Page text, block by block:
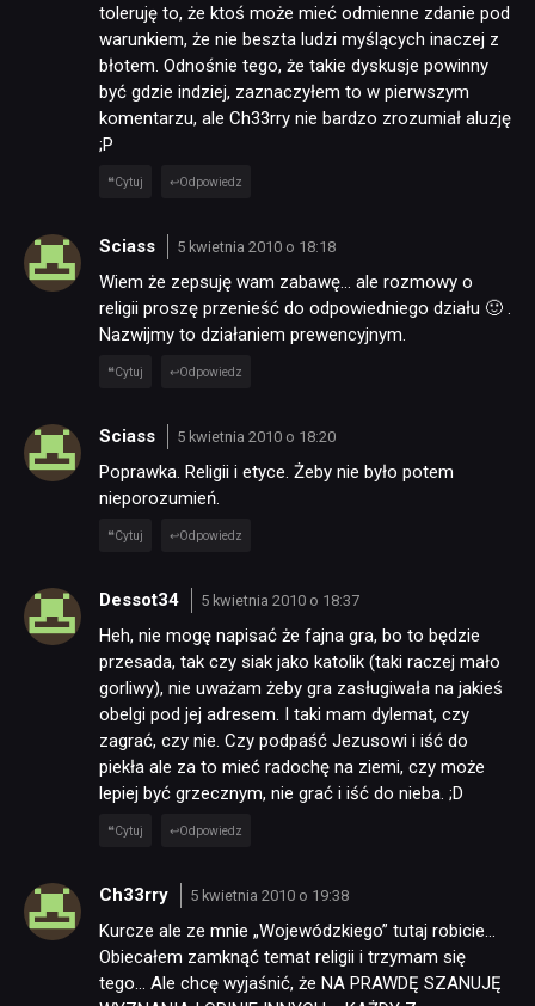
NEWSY
RECENZJE
KULTURA
toleruję to, że ktoś może mieć odmienne zdanie pod
warunkiem, że nie beszta ludzi myślących inaczej z
błotem. Odnośnie tego, że takie dyskusje powinny
być gdzie indziej, zaznaczyłem to w pierwszym
komentarzu, ale Ch33rry nie bardzo zrozumiał aluzję
;P
Cytuj Odpowiedz
Sciass 5 kwietnia 2010 o 18:18
Wiem że zepsuję wam zabawę… ale rozmowy o
religii proszę przenieść do odpowiedniego działu 🙂 .
Nazwijmy to działaniem prewencyjnym.
Cytuj Odpowiedz
Sciass 5 kwietnia 2010 o 18:20
Poprawka. Religii i etyce. Żeby nie było potem
nieporozumień.
Cytuj Odpowiedz
Dessot34 5 kwietnia 2010 o 18:37
Heh, nie mogę napisać że fajna gra, bo to będzie
przesada, tak czy siak jako katolik (taki raczej mało
gorliwy), nie uważam żeby gra zasługiwała na jakieś
obelgi pod jej adresem. I taki mam dylemat, czy
zagrać, czy nie. Czy podpaść Jezusowi i iść do
piekła ale za to mieć radochę na ziemi, czy może
lepiej być grzecznym, nie grać i iść do nieba. ;D
Cytuj Odpowiedz
Ch33rry 5 kwietnia 2010 o 19:38
Kurcze ale ze mnie „Wojewódzkiego” tutaj robicie…
Obiecałem zamknąć temat religii i trzymam się
tego… Ale chcę wyjaśnić, że NA PRAWDĘ SZANUJĘ